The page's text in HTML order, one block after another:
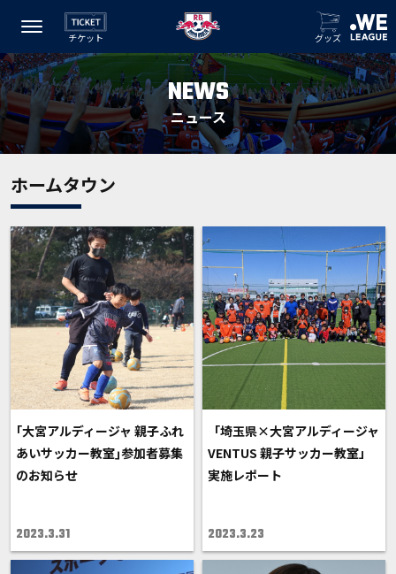
チケット グッズ
NEWS
ニュース
ホームタウン
｢大宮アルディージャ 親子ふれ
あいサッカー教室｣参加者募集
のお知らせ
2023.3.31
「埼玉県×大宮アルディージャ
VENTUS 親子サッカー教室」
実施レポート
2023.3.23